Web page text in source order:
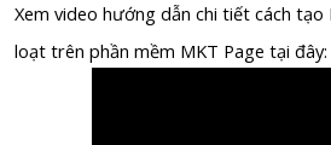
Xem video hướng dẫn chi tiết cách
loạt trên phần mềm MKT Page tại đây: